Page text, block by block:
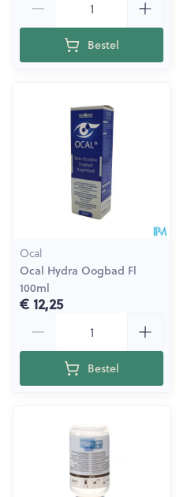
Bestel
Ocal
Ocal Hydra Oogbad Fl
100ml
€ 12,25
Bestel